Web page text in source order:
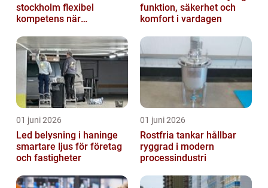
stockholm flexibel
kompetens när
funktion, säkerhet och
komfort i vardagen
01 juni 2026
Led belysning i haninge
smartare ljus för företag
och fastigheter
01 juni 2026
Rostfria tankar hållbar
ryggrad i modern
processindustri